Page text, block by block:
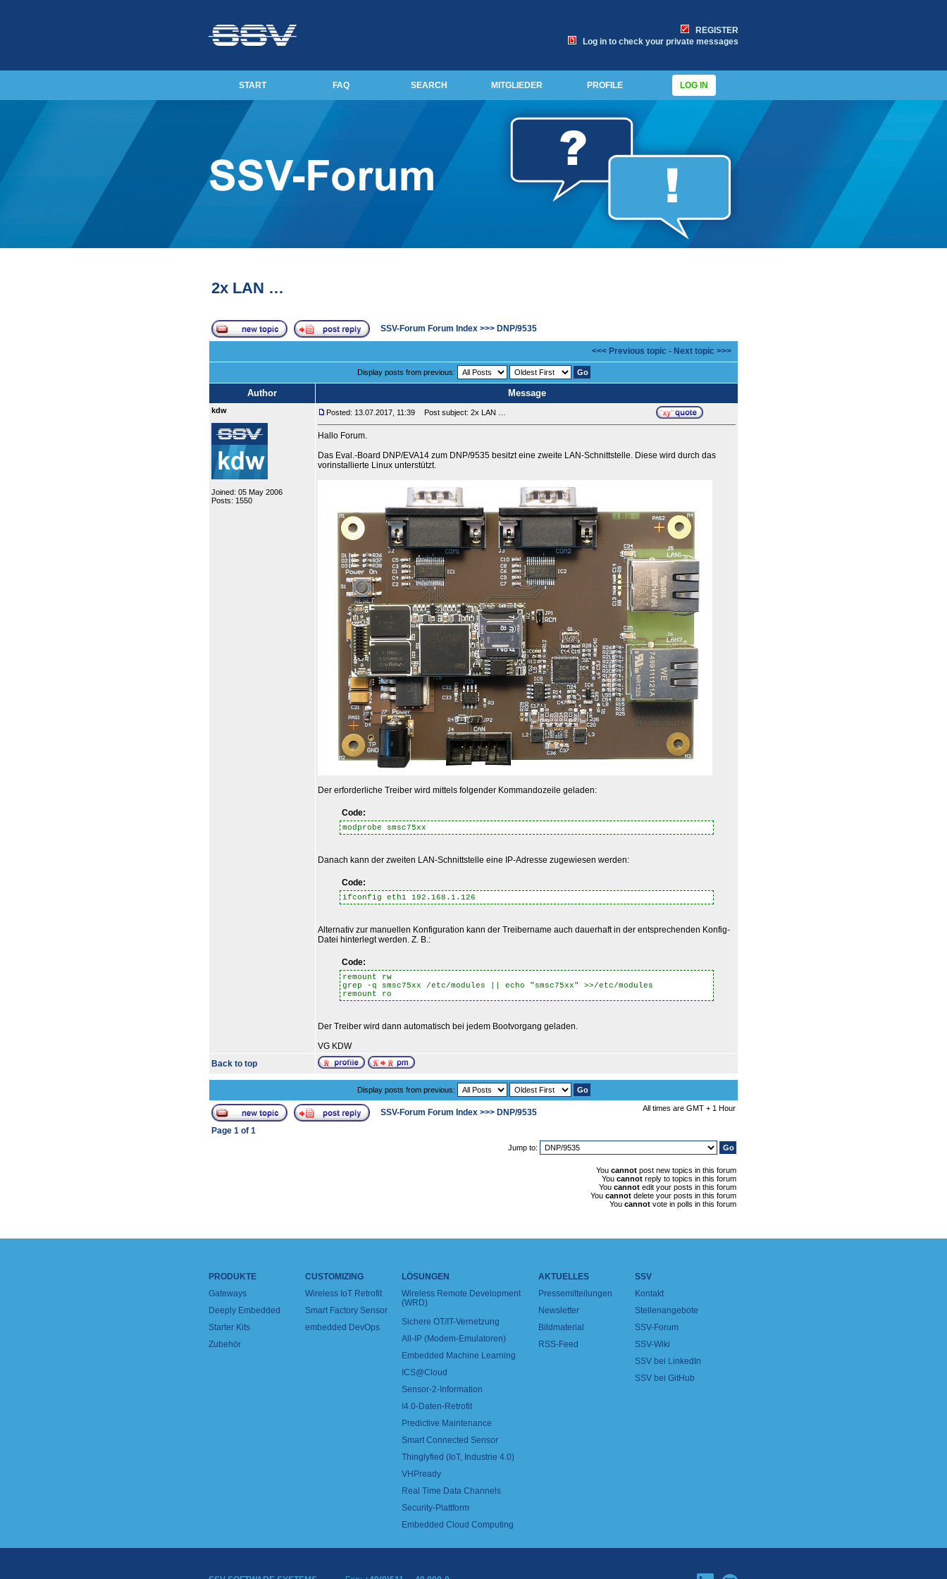
REGISTER
Log in to check your private messages
START FAQ SEARCH MITGLIEDER PROFILE LOG IN
2x LAN …
SSV-Forum Forum Index >>> DNP/9535
<<< Previous topic - Next topic >>>
Display posts from previous:
Author Message
kdw
Joined: 05 May 2006
Posts: 1550
Posted: 13.07.2017, 11:39 Post subject: 2x LAN …
Hallo Forum.
Das Eval.-Board DNP/EVA14 zum DNP/9535 besitzt eine zweite LAN-Schnittstelle. Diese wird durch das
vorinstallierte Linux unterstützt.
Der erforderliche Treiber wird mittels folgender Kommandozeile geladen:
Code:
modprobe smsc75xx
Danach kann der zweiten LAN-Schnittstelle eine IP-Adresse zugewiesen werden:
Code:
ifconfig eth1 192.168.1.126
Alternativ zur manuellen Konfiguration kann der Treibername auch dauerhaft in der entsprechenden Konfig-
Datei hinterlegt werden. Z. B.:
Code:
remount rw
grep -q smsc75xx /etc/modules || echo "smsc75xx" >>/etc/modules
remount ro
Der Treiber wird dann automatisch bei jedem Bootvorgang geladen.
VG KDW
Back to top
Display posts from previous:
SSV-Forum Forum Index >>> DNP/9535 All times are GMT + 1 Hour
Page 1 of 1
Jump to:
You cannot post new topics in this forum
You cannot reply to topics in this forum
You cannot edit your posts in this forum
You cannot delete your posts in this forum
You cannot vote in polls in this forum
PRODUKTE
Gateways
Deeply Embedded
Starter Kits
Zubehör
CUSTOMIZING
Wireless IoT Retrofit
Smart Factory Sensor
embedded DevOps
LÖSUNGEN
Wireless Remote Development
(WRD)
Sichere OT/IT-Vernetzung
All-IP (Modem-Emulatoren)
Embedded Machine Learning
ICS@Cloud
Sensor-2-Information
I4.0-Daten-Retrofit
Predictive Maintenance
Smart Connected Sensor
Thinglyfied (IoT, Industrie 4.0)
VHPready
Real Time Data Channels
Security-Plattform
Embedded Cloud Computing
AKTUELLES
Pressemitteilungen
Newsletter
Bildmaterial
RSS-Feed
SSV
Kontakt
Stellenangebote
SSV-Forum
SSV-Wiki
SSV bei LinkedIn
SSV bei GitHub